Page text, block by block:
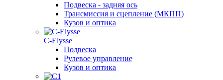
Подвеска - задняя ось
Трансмиссия и сцепление (МКПП)
Кузов и оптика
C-Elysse
Подвеска
Рулевое управление
Кузов и оптика